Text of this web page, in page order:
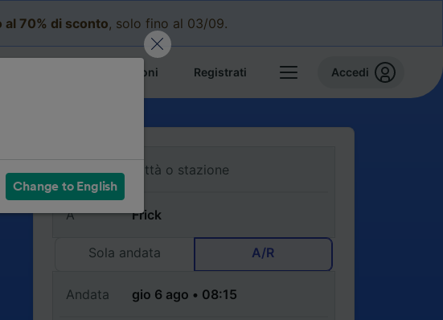
al 70% di sconto, solo fino al 03/09.
Le mie prenotazioni Registrati Accedi
Da
A
Sola andata A/R
Andata
Change to English